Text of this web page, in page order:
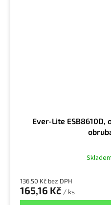
Ever-Lite
Skladem
136,50 Kč bez DPH
165,16 Kč / ks